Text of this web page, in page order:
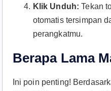
Klik Unduh: Tekan
otomatis tersimpan
perangkatmu.
Berapa Lama
Ini poin penting!